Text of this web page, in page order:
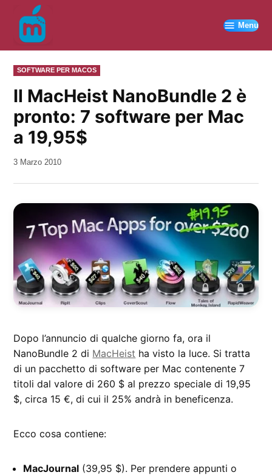
contenuto
Menu
PUBBLICATO
IN
SOFTWARE PER MACOS
Il MacHeist NanoBundle 2 è
pronto: 7 software per Mac
a 19,95$
da
3 Marzo 2010
Dopo l’annuncio di qualche giorno fa, ora il
NanoBundle 2 di MacHeist ha visto la luce. Si tratta
di un pacchetto di software per Mac contenente 7
titoli dal valore di 260 $ al prezzo speciale di 19,95
$, circa 15 €, di cui il 25% andrà in beneficenza.
Ecco cosa contiene:
MacJournal (39,95 $). Per prendere appunti o